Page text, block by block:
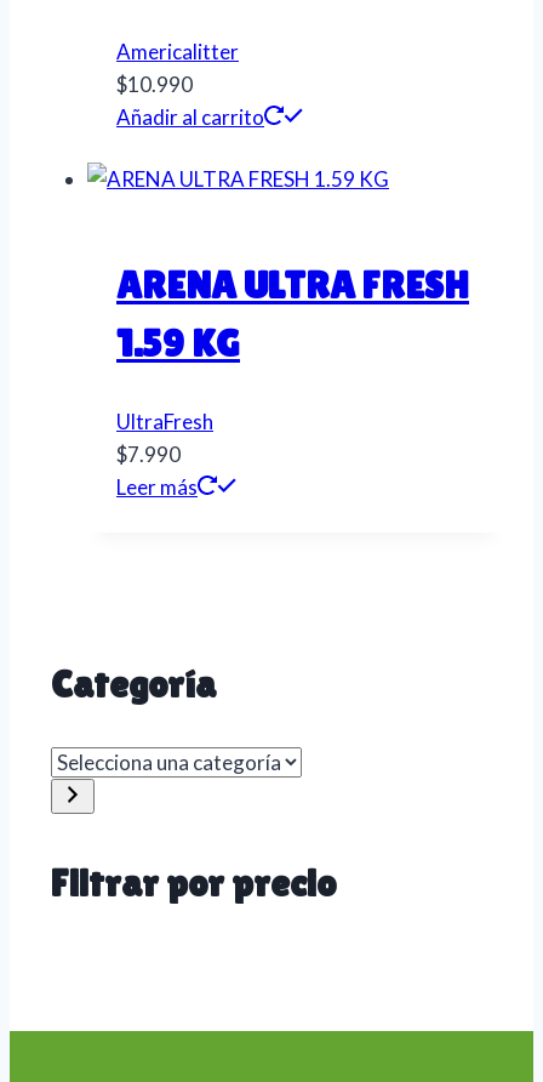
Americalitter
$10.990
Añadir al carrito
ARENA ULTRA FRESH
1.59 KG
UltraFresh
$7.990
Leer más
Categoría
Selecciona
una
Filtrar por precio